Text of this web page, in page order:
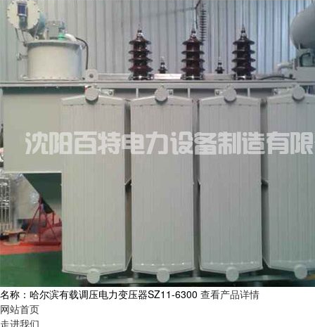
名称：哈尔滨有载调压电力变压器SZ11-6300 查看产品详情
网站首页
走进我们